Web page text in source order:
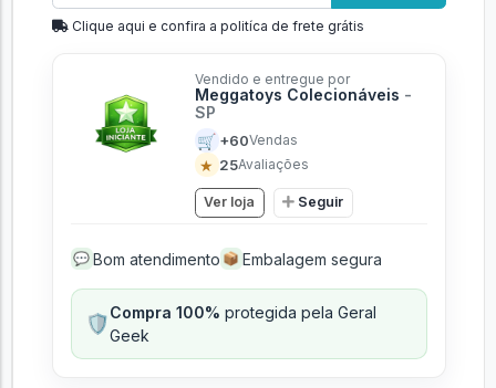
Clique aqui e confira a politíca de frete grátis
Vendido e entregue por
Meggatoys Colecionáveis -
SP
🛒 +60Vendas
★ 25Avaliações
Ver loja Seguir
💬 Bom atendimento 📦 Embalagem segura
🛡️Compra 100% protegida pela Geral
Geek